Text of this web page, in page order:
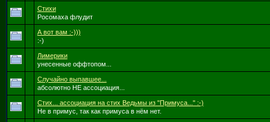
Стихи
Росомаха флудит
А вот вам :-)))
:-)
Лимерики
унесенные оффтопом...
Случайно выпавшее...
абсолютно НЕ ассоциация...
Стих... ассоциация на стих Ведьмы из "Примуса..." :-)
Не в примус, так как примуса в нём нет.